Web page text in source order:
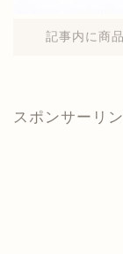
記事内に商
スポンサーリ